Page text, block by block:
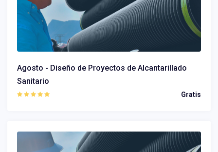
Agosto - Diseño de Proyectos de Alcantarillado
Sanitario
Gratis